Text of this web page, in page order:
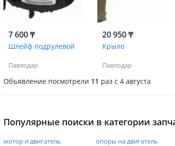
7 600 ₸
Шлейф подрулевой
Павлодар
20 950 ₸
Крыло
Павлодар
Объявление посмотрели 11 раз c 4 августа
Популярные поиски в категории
мотор и двигатель опоры на двигатель